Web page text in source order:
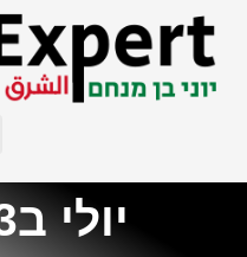
יולי ב23, 2017